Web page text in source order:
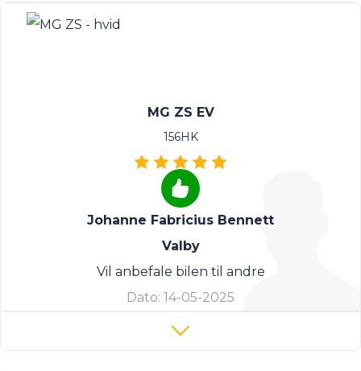
MG ZS EV
156HK
Johanne Fabricius Bennett
Valby
Vil anbefale bilen til andre
Dato: 14-05-2025